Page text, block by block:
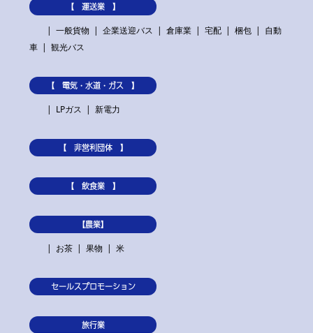
【 運送業 】
一般貨物
企業送迎バス 倉庫業 宅配 梱包
自動
車
観光バス
【 電気・水道・ガス 】
LPガス
新電力
【 非営利団体 】
【 飲食業 】
【農業】
お茶
果物 米
セールスプロモーション
旅行業